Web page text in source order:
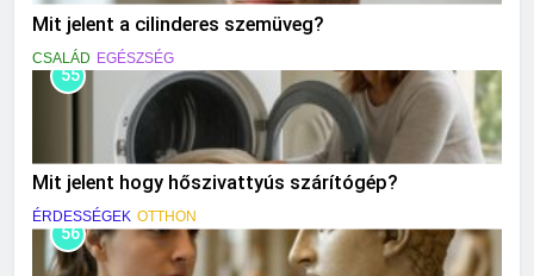
Mit jelent a cilinderes szemüveg?
CSALÁD EGÉSZSÉG
55
Mit jelent hogy hőszivattyús szárítógép?
ÉRDESSÉGEK OTTHON
56